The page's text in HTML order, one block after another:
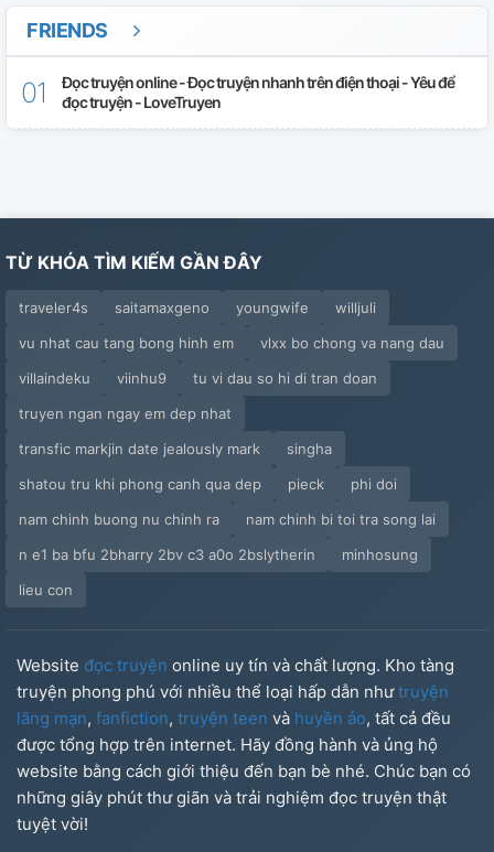
FRIENDS
Đọc truyện online - Đọc truyện nhanh trên điện thoại - Yêu để
đọc truyện - LoveTruyen
TỪ KHÓA TÌM KIẾM GẦN ĐÂY
traveler4s saitamaxgeno youngwife
willjuli
vu nhat cau tang bong hinh em
vlxx bo chong va nang dau
villaindeku
viinhu9
tu vi dau so hi di tran doan
truyen ngan ngay em dep nhat
transfic markjin date jealously mark
singha
shatou tru khi phong canh qua dep
pieck
phi doi
nam chinh buong nu chinh ra
nam chinh bi toi tra song lai
n e1 ba bfu 2bharry 2bv c3 a0o 2bslytherin
minhosung
lieu con
Website đọc truyện online uy tín và chất lượng. Kho tàng
truyện phong phú với nhiều thể loại hấp dẫn nhưtruyện
lãng mạn, fanfiction, truyện teen và huyền ảo, tất cả đều
được tổng hợp trên internet. Hãy đồng hành và ủng hộ
website bằng cách giới thiệu đến bạn bè nhé. Chúc bạn có
những giây phút thư giãn và trải nghiệm đọc truyện thật
tuyệt vời!